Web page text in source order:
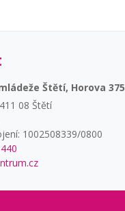
Štětí, Horova 375
08 Štětí
1002508339/0800